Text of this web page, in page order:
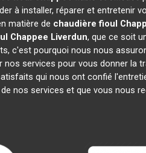
à installer, réparer et entretenir
matière de chaudière fioul
Chappee Liverdun, que ce soit
c'est pourquoi nous nous
services pour vous donner la
qui nous ont confié
nos services et que vous nous